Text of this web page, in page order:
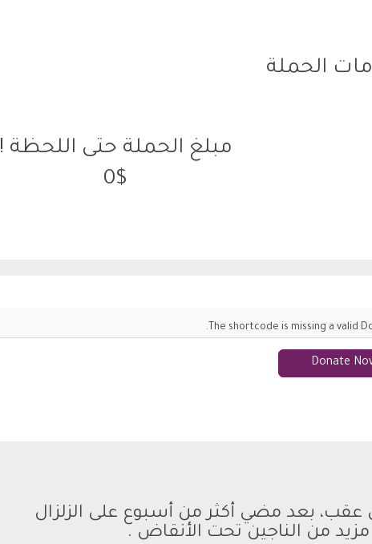
الحملة
مبلغ الحملة حتى اللحظة !
0$
The shortcode is missing a valid
Donate
بعد مضي أكثر من أسبوع على الزلزال
من الناجين تحت الأنقاض .